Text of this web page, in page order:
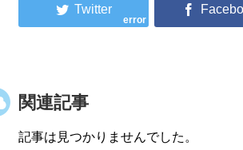
error
関連記事
記事は見つかりませんでした。